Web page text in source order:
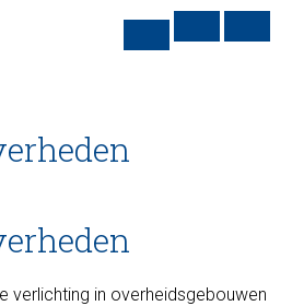
verlichting in overheidsgebouwen